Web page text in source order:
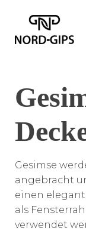
Gesimse
angebracht
einen
als
verwendet